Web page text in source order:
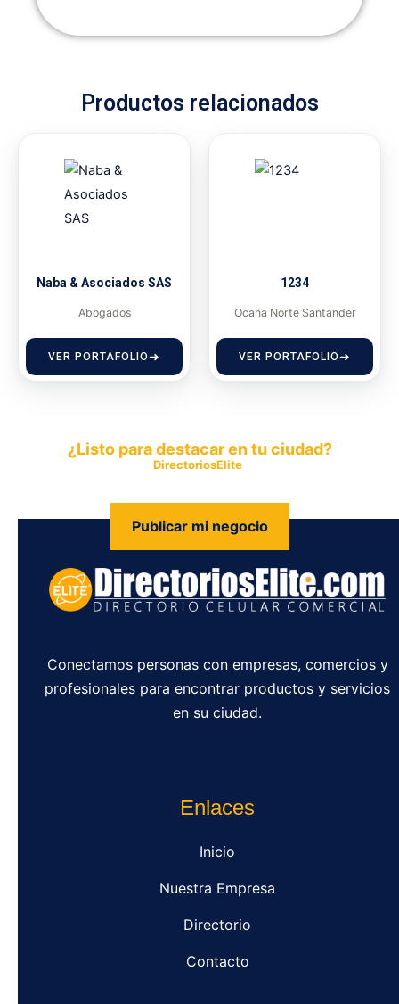
Productos relacionados
Naba & Asociados SAS
Abogados
VER PORTAFOLIO
1234
Ocaña Norte Santander
VER PORTAFOLIO
¿Listo para destacar en tu ciudad?
DirectoriosElite
Publicar mi negocio
Conectamos personas con empresas, comercios y
profesionales para encontrar productos y servicios
en su ciudad.
Enlaces
Inicio
Nuestra Empresa
Directorio
Contacto